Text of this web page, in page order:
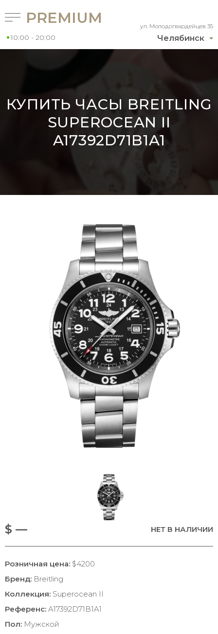
Челябинск
ул. Молодогвардейцев 35
PREMIUM
10:00 - 20:00
КУПИТЬ ЧАСЫ BREITLING
SUPEROCEAN II
A17392D71B1A1
$ — НЕТ В НАЛИЧИИ
Розничная цена: $4200
Бренд: Breitling
Коллекция: Superocean II
Референс: A17392D71B1A1
Пол: Мужской